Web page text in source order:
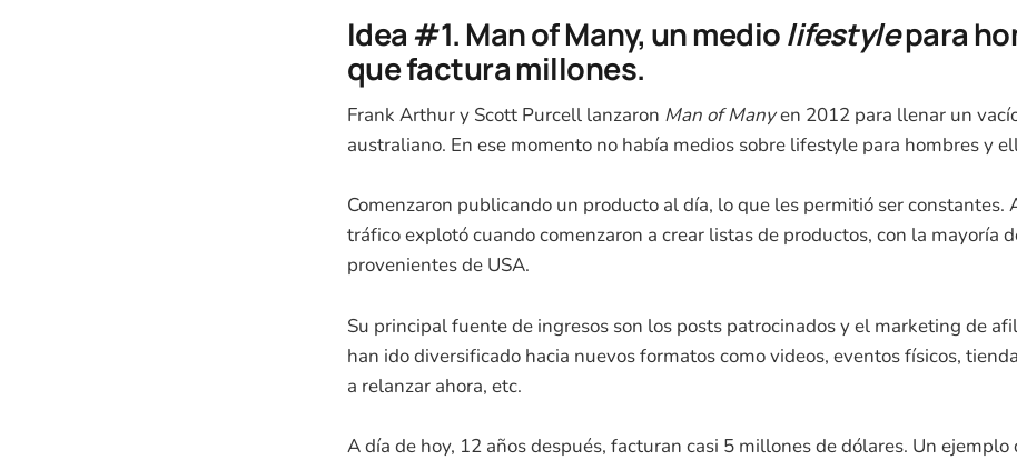
Idea #1. Man of Many, un mediolifestylepara
que factura millones.
Frank Arthur y Scott Purcell lanzaron Man of Manyen 2012 para llenar un
australiano. En ese momento no había medios sobre lifestyle para hombres y
Comenzaron publicando un producto al día, lo que les permitió ser constantes.
tráfico explotó cuando comenzaron a crear listas de productos, con la mayoría
provenientes de USA.
Su principal fuente de ingresos son los posts patrocinados y el marketing de
han ido diversificado hacia nuevos formatos como videos, eventos físicos,
a relanzar ahora, etc.
A día de hoy, 12 años después, facturan casi 5 millones de dólares. Un ejemplo